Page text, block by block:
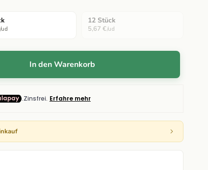
/ud
12 Stück
5,67 €/ud
In den Warenkorb